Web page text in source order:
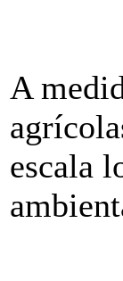
A
escala